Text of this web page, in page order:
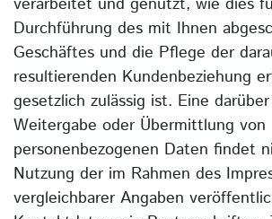
Durchführung des mit Ihnen
Geschäftes und die Pflege der
resultierenden Kundenbeziehung
gesetzlich zulässig ist. Eine
Weitergabe oder Übermittlung von
personenbezogenen Daten findet
Nutzung der im Rahmen des
vergleichbarer Angaben